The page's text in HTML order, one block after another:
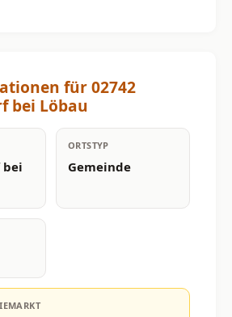
für 02742
bei Löbau
bei
ORTSTYP
Gemeinde